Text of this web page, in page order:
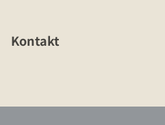
Kontakt